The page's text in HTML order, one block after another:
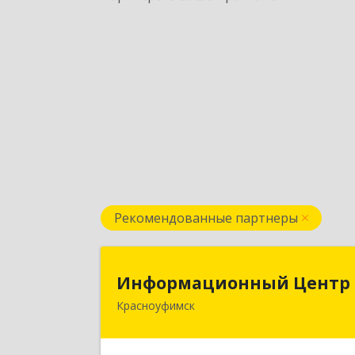
Рекомендованные партнеры
Информационный Центр
Красноуфимск
Информационный Центр
623300, Свердловская обл,